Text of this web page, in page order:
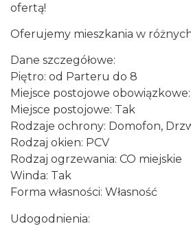
ofertą!
Oferujemy mieszkania w
Dane szczegółowe:
Piętro: od Parteru do 8
Miejsce postojowe
Miejsce postojowe: Tak
Rodzaje ochrony: Domofon,
Rodzaj okien: PCV
Rodzaj ogrzewania: CO miejskie
Winda: Tak
Forma własności: Własność
Udogodnienia: